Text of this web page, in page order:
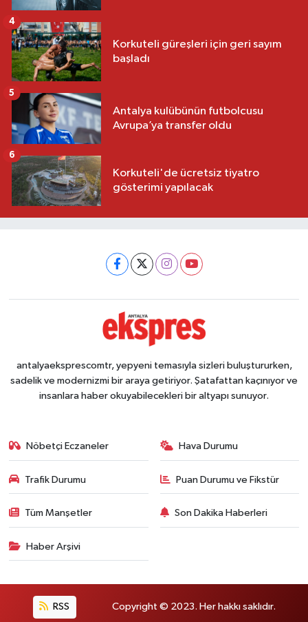
Korkuteli güreşleri için geri sayım
başladı
4
Antalya kulübünün futbolcusu
Avrupa’ya transfer oldu
5
Korkuteli'de ücretsiz tiyatro
gösterimi yapılacak
6
antalyaeksprescomtr, yepyeni temasıyla sizleri buluştururken,
sadelik ve modernizmi bir araya getiriyor. Şatafattan kaçınıyor ve
insanlara haber okuyabilecekleri bir altyapı sunuyor.
Nöbetçi Eczaneler Hava Durumu
Trafik Durumu Puan Durumu ve Fikstür
Tüm Manşetler Son Dakika Haberleri
Haber Arşivi
RSS Copyright © 2023. Her hakkı saklıdır.